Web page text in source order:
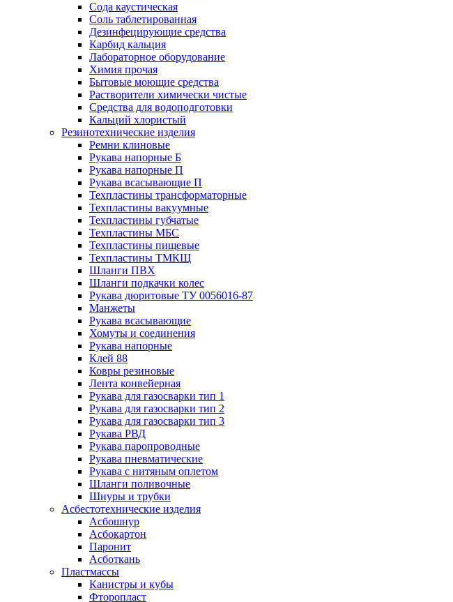
Сода каустическая
Соль таблетированная
Дезинфецирующие средства
Карбид кальция
Лабораторное оборудование
Химия прочая
Бытовые моющие средства
Растворители химически чистые
Средства для водоподготовки
Кальций хлористый
Резинотехнические изделия
Ремни клиновые
Рукава напорные Б
Рукава напорные П
Рукава всасывающие П
Техпластины трансформаторные
Техпластины вакуумные
Техпластины губчатые
Техпластины МБС
Техпластины пищевые
Техпластины ТМКЩ
Шланги ПВХ
Шланги подкачки колес
Рукава дюритовые ТУ 0056016-87
Манжеты
Рукава всасывающие
Хомуты и соединения
Рукава напорные
Клей 88
Ковры резиновые
Лента конвейерная
Рукава для газосварки тип 1
Рукава для газосварки тип 2
Рукава для газосварки тип 3
Рукава РВД
Рукава паропроводные
Рукава пневматические
Рукава с нитяным оплетом
Шланги поливочные
Шнуры и трубки
Асбестотехнические изделия
Асбошнур
Асбокартон
Паронит
Асботкань
Пластмассы
Канистры и кубы
Фторопласт